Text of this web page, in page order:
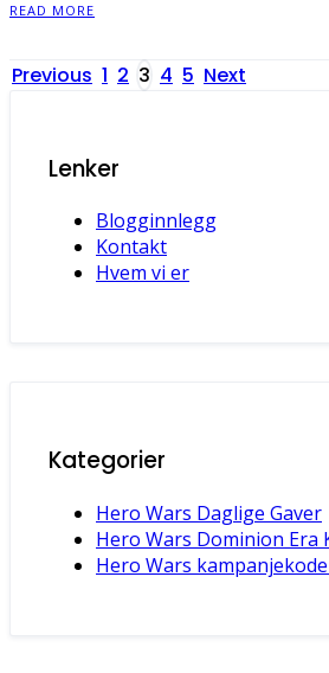
READ MORE
Posts
Previous 1 2 3 4 5 Next
Lenker
Blogginnlegg
Kontakt
Hvem vi er
Kategorier
Hero Wars Daglige Gaver
Hero Wars Dominion Era
Hero Wars